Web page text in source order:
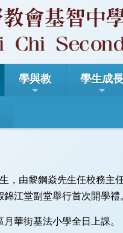
學與教 學生成長